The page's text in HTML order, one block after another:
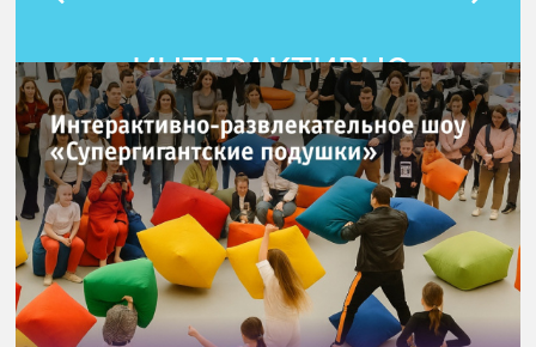
ИНТЕРАКТИВНО-
РАЗВЛЕКАТЕЛЬНОЕ
ШОУ
«СУПЕРГИГАНТСКИЕ
ПОДУШКИ»